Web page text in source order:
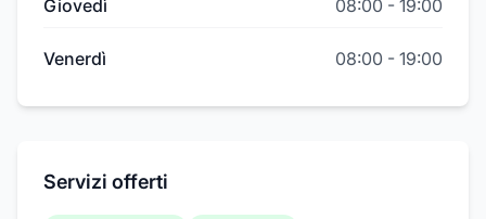
Giovedì 08:00 - 19:00
Venerdì 08:00 - 19:00
Servizi offerti